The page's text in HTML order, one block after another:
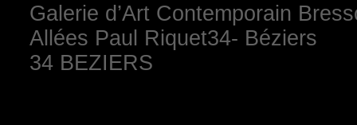
Galerie d’Art Contemporain
Allées Paul Riquet34- Béziers
34 BEZIERS